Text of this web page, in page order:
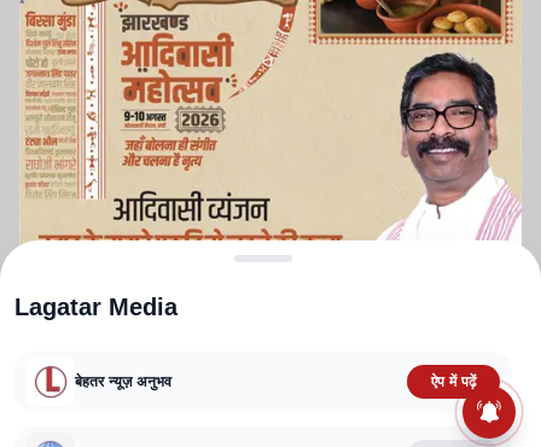
TERMS AND CONDITIONS
Lagatar Media
बेहतर न्यूज़ अनुभव ऐप में पढ़ें